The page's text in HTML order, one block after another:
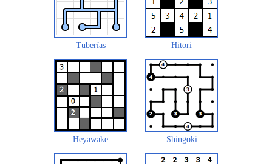
Tuberías Hitori
Heyawake Shingoki